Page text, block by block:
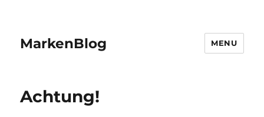
MarkenBlog MENU
Achtung!